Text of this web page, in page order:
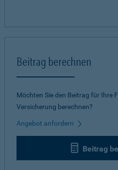
Beitrag berechnen
Möchten Sie den Beitrag für Ihre
Versicherung berechnen?
Angebot anfordern
Beitrag